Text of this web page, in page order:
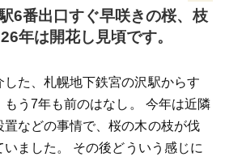
6番出口すぐ早咲きの桜、枝
年は開花し見頃です。
した、札幌地下鉄宮の沢駅からす
もう7年も前のはなし。 今年は近隣
置などの事情で、桜の木の枝が伐
ました。 その後どういう感じに